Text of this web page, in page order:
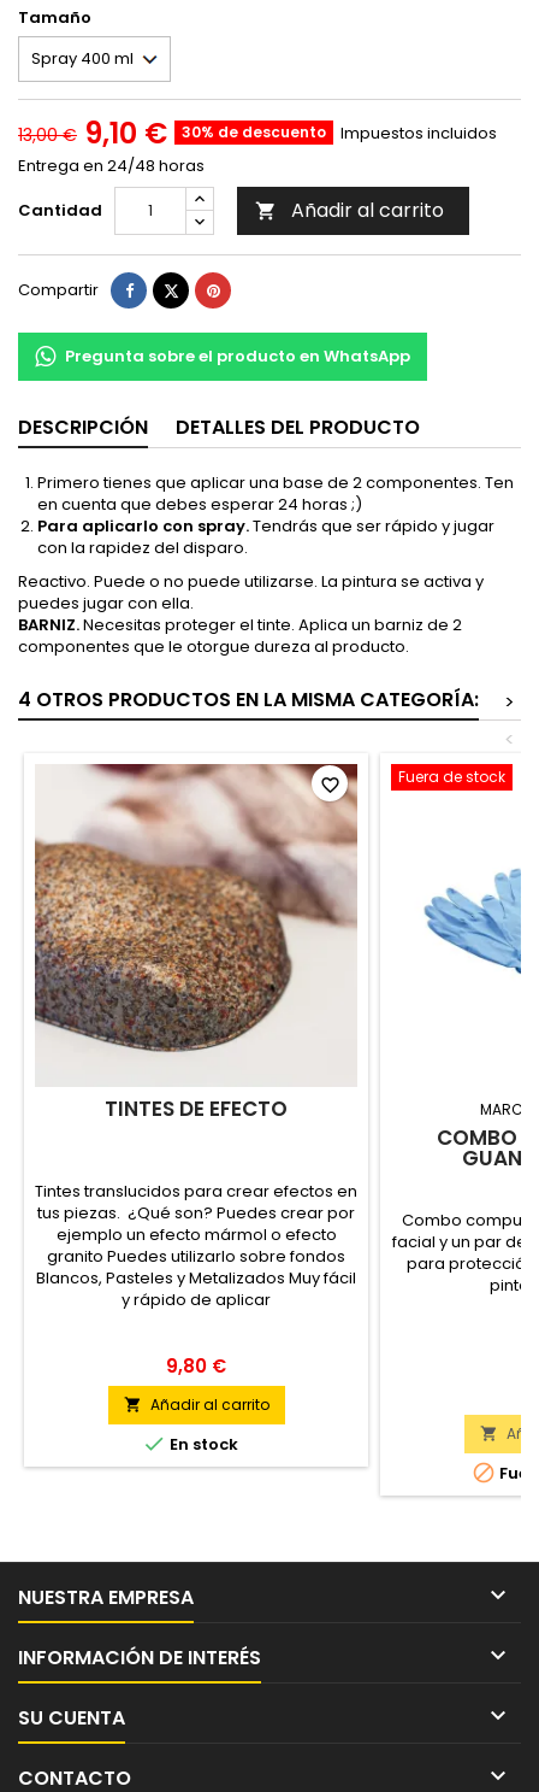
Tamaño
13,00 € 9,10 € 30% de descuento
Impuestos incluidos
Entrega en 24/48 horas
Cantidad
 Añadir al carrito
Compartir Compartir
TuitearPinterest
Pregunta sobre el producto en WhatsApp
DESCRIPCIÓN DETALLES DEL PRODUCTO
Primero tienes que aplicar una base de 2 componentes. Ten
en cuenta que debes esperar 24 horas ;)
Para aplicarlo con spray.Tendrás que ser rápido y jugar
con la rapidez del disparo.
Reactivo. Puede o no puede utilizarse. La pintura se activa y
puedes jugar con ella.
BARNIZ.Necesitas proteger el tinte. Aplica un barniz de 2
componentes que le otorgue dureza al producto.
4 OTROS PRODUCTOS EN LA MISMA CATEGORÍA:
>
<
TINTES DE EFECTO
Tintes translucidos para crear efectos en
tus piezas. ¿Qué son? Puedes crear por
ejemplo un efecto mármol o efecto
granito Puedes utilizarlo sobre fondos
Blancos, Pasteles y Metalizados Muy fácil
y rápido de aplicar
9,80 €
 Añadir al carrito
 En stock
favorite_border Fuera de stock
MARCA:
COMBO
Combo
facial y un par de
para
pinta


NUESTRA EMPRESA 
INFORMACIÓN DE INTERÉS 
SU CUENTA 
CONTACTO 